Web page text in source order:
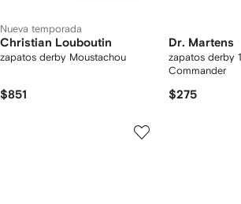
Nueva temporada
Christian Louboutin
zapatos derby Moustachou
$851
Dr. Martens
zapatos derby
Commander
$275